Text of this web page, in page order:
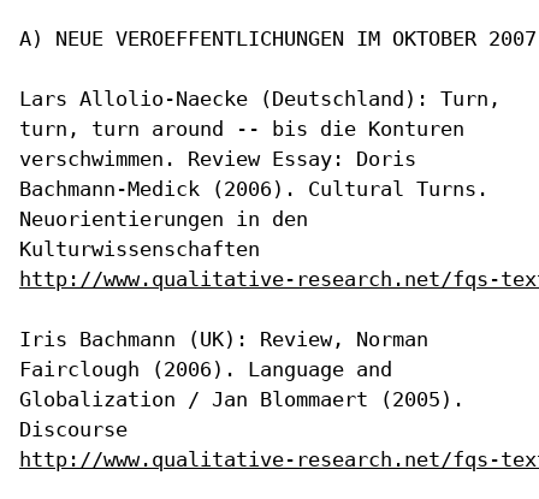
A) NEUE VEROEFFENTLICHUNGEN IM OKTOBER 2007
Lars Allolio-Naecke (Deutschland): Turn,
turn, turn around -- bis die Konturen
verschwimmen. Review Essay: Doris
Bachmann-Medick (2006). Cultural Turns.
Neuorientierungen in den
Kulturwissenschaften
http://www.qualitative-research.net/fqs-
Iris Bachmann (UK): Review, Norman
Fairclough (2006). Language and
Globalization / Jan Blommaert (2005).
Discourse
http://www.qualitative-research.net/fqs-